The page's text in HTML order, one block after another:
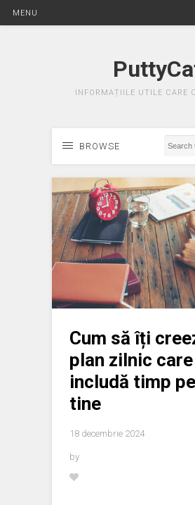
MENU
INFORMAȚIILE UTILE CARE
BROWSE
Cum să îți
plan zilnic
includă timp
tine
18 decembrie 2024
by